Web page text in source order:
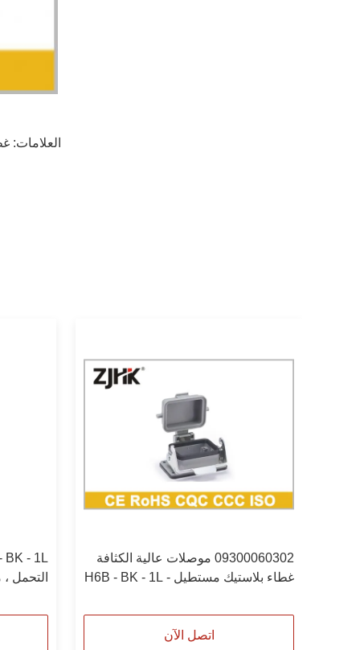
العلامات:
09300060302 موصلات عالية الكثافة
غطاء بلاستيك مستطيل H6B - BK - 1L -
اتصل الآن